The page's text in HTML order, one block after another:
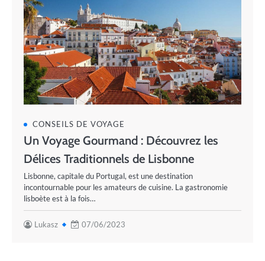
CONSEILS DE VOYAGE
Un Voyage Gourmand : Découvrez les
Délices Traditionnels de Lisbonne
Lisbonne, capitale du Portugal, est une destination
incontournable pour les amateurs de cuisine. La gastronomie
lisboète est à la fois…
Lukasz 07/06/2023